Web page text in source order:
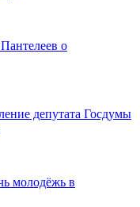
о
депутата Госдумы
молодёжь в